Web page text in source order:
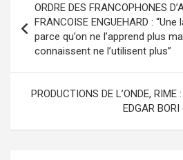
de
l’article
ORDRE DES FRANCOPHONES
FRANCOISE ENGUEHARD :
parce qu’on ne l’apprend plus
connaissent ne l’utilisent plus”
PRODUCTIONS DE L’ONDE,
EDGAR